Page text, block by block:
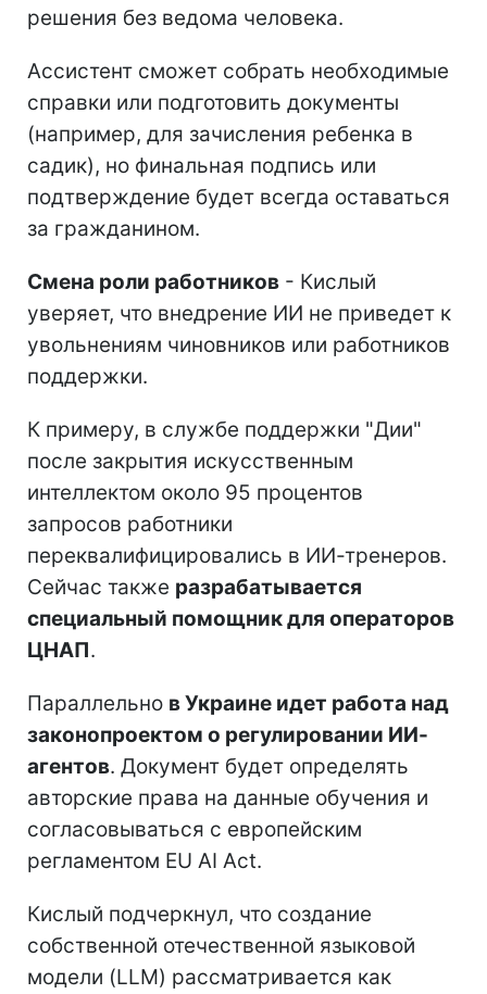
решения без ведома человека.
Ассистент сможет собрать необходимые
справки или подготовить документы
(например, для зачисления ребенка в
садик), но финальная подпись или
подтверждение будет всегда оставаться
за гражданином.
Смена роли работников - Кислый
уверяет, что внедрение ИИ не приведет к
увольнениям чиновников или работников
поддержки.
К примеру, в службе поддержки "Дии"
после закрытия искусственным
интеллектом около 95 процентов
запросов работники
переквалифицировались в ИИ-тренеров.
Сейчас также разрабатывается
специальный помощник для операторов
ЦНАП.
Параллельно в Украине идет работа над
законопроектом о регулировании ИИ-
агентов. Документ будет определять
авторские права на данные обучения и
согласовываться с европейским
регламентом EU AI Act.
Кислый подчеркнул, что создание
собственной отечественной языковой
модели (LLM) рассматривается как